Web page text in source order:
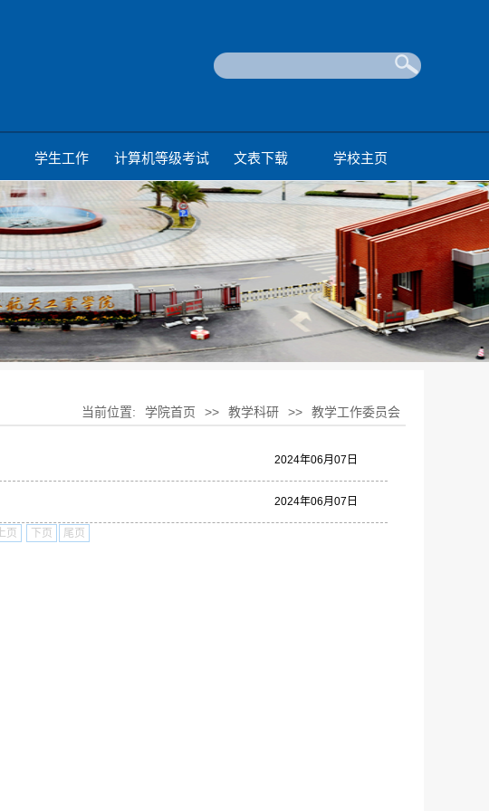
学生工作 计算机等级考试 文表下载 学校主页
当前位置: 学院首页 >> 教学科研 >> 教学工作委员会
2024年06月07日
2024年06月07日
页 下页 尾页